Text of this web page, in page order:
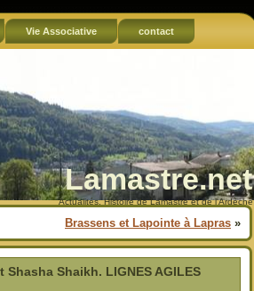
Vie Associative contact
Lamastre.net
Actualités, Histoire de Lamastre et de l'Ardèche
Brassens et Lapointe à Lapras »
Shaikh. LIGNES AGILES